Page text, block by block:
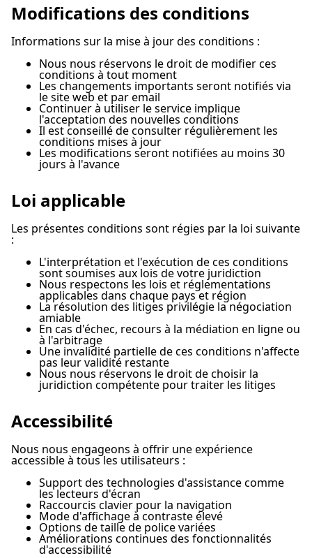
Modifications des conditions
Informations sur la mise à jour des conditions :
Nous nous réservons le droit de modifier ces
conditions à tout moment
Les changements importants seront notifiés via
le site web et par email
Continuer à utiliser le service implique
l'acceptation des nouvelles conditions
Il est conseillé de consulter régulièrement les
conditions mises à jour
Les modifications seront notifiées au moins 30
jours à l'avance
Loi applicable
Les présentes conditions sont régies par la loi suivante
:
L'interprétation et l'exécution de ces conditions
sont soumises aux lois de votre juridiction
Nous respectons les lois et réglementations
applicables dans chaque pays et région
La résolution des litiges privilégie la négociation
amiable
En cas d'échec, recours à la médiation en ligne ou
à l'arbitrage
Une invalidité partielle de ces conditions n'affecte
pas leur validité restante
Nous nous réservons le droit de choisir la
juridiction compétente pour traiter les litiges
Accessibilité
Nous nous engageons à offrir une expérience
accessible à tous les utilisateurs :
Support des technologies d'assistance comme
les lecteurs d'écran
Raccourcis clavier pour la navigation
Mode d'affichage à contraste élevé
Options de taille de police variées
Améliorations continues des fonctionnalités
d'accessibilité